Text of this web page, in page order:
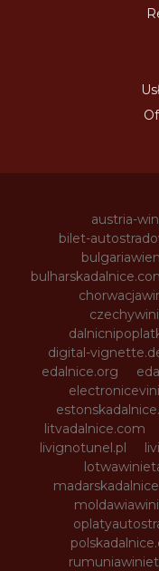
austria-
bilet-
digital-
edalnice.org
litvadalnice.com
livignotunel.pl